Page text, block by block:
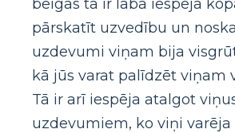
beigās tā ir laba iespēja
pārskatīt uzvedību un
uzdevumi viņam bija
kā jūs varat palīdzēt viņam
Tā ir arī iespēja atalgot
uzdevumiem, ko viņi